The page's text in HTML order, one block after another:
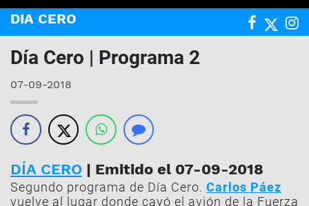
DIA CERO
Día Cero | Programa 2
07-09-2018
DÍA CERO | Emitido el 07-09-2018
Segundo programa de Día Cero. Carlos Páez
vuelve al lugar donde cayó el avión de la Fuerza